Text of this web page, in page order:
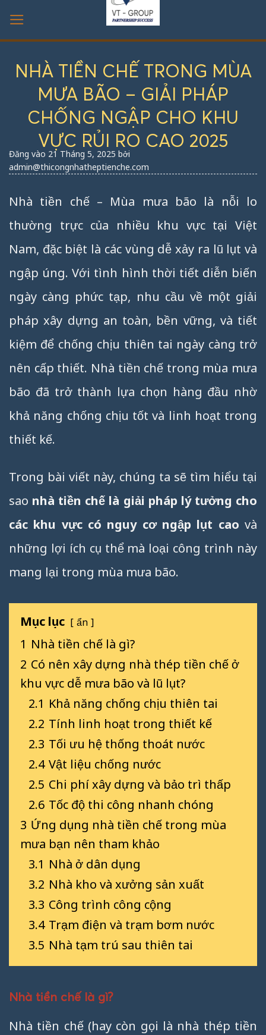
qua
nội
NHÀ TIỀN CHẾ TRONG MÙA
MƯA BÃO – GIẢI PHÁP
CHỐNG NGẬP CHO KHU
VỰC RỦI RO CAO 2025
Đăng vào 21 Tháng 5, 2025 bởi
admin@thicongnhatheptienche.com
Nhà tiền chế – Mùa mưa bão là nỗi lo
thường trực của nhiều khu vực tại Việt
Nam, đặc biệt là các vùng dễ xảy ra lũ lụt và
ngập úng. Với tình hình thời tiết diễn biến
ngày càng phức tạp, nhu cầu về một giải
pháp xây dựng an toàn, bền vững, và tiết
kiệm để chống chịu thiên tai ngày càng trở
nên cấp thiết. Nhà tiền chế trong mùa mưa
bão đã trở thành lựa chọn hàng đầu nhờ
khả năng chống chịu tốt và linh hoạt trong
thiết kế.
Trong bài viết này, chúng ta sẽ tìm hiểu tại
sao nhà tiền chế là giải pháp lý tưởng cho
các khu vực có nguy cơ ngập lụt cao và
những lợi ích cụ thể mà loại công trình này
mang lại trong mùa mưa bão.
Mục lục ẩn
1 Nhà tiền chế là gì?
2 Có nên xây dựng nhà thép tiền chế ở
khu vực dễ mưa bão và lũ lụt?
2.1 Khả năng chống chịu thiên tai
2.2 Tính linh hoạt trong thiết kế
2.3 Tối ưu hệ thống thoát nước
2.4 Vật liệu chống nước
2.5 Chi phí xây dựng và bảo trì thấp
2.6 Tốc độ thi công nhanh chóng
3 Ứng dụng nhà tiền chế trong mùa
mưa bạn nên tham khảo
3.1 Nhà ở dân dụng
3.2 Nhà kho và xưởng sản xuất
3.3 Công trình công cộng
3.4 Trạm điện và trạm bơm nước
3.5 Nhà tạm trú sau thiên tai
Nhà tiền chế là gì?
Nhà tiền chế (hay còn gọi là nhà thép tiền